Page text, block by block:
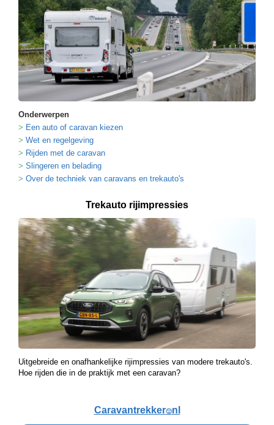
Onderwerpen
Een auto of caravan kiezen
Wet en regelgeving
Rijden met de caravan
Slingeren en belading
Over de techniek van caravans en trekauto's
Trekauto rijimpressies
Uitgebreide en onafhankelijke rijimpressies van modere trekauto's.
Hoe rijden die in de praktijk met een caravan?
Caravantrekker🙂nl